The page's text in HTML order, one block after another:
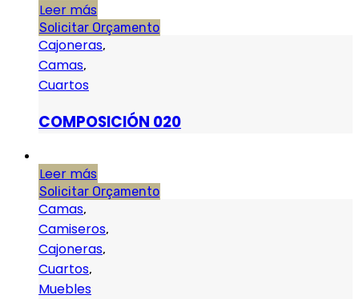
Leer más
Solicitar Orçamento
Cajoneras,
Camas,
Cuartos
COMPOSICIÓN 020
Leer más
Solicitar Orçamento
Camas,
Camiseros,
Cajoneras,
Cuartos,
Muebles